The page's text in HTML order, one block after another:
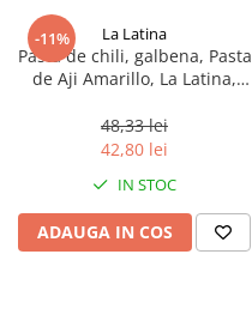
-11% La Latina
Pasta de chili, galbena, Pasta
de Aji Amarillo, La Latina,
48,33 lei
42,80 lei
IN STOC
ADAUGA IN COS